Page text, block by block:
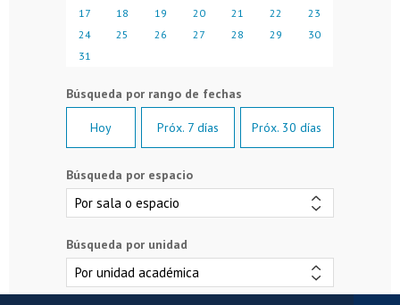
17
18 19 20 21 22
23
24
25 26 27 28 29
30
31
Hoy Próx. 7 días Próx. 30 días
Búsqueda por espacio
Búsqueda por unidad